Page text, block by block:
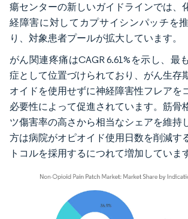
瘍センターの新しいガイドラインでは、
経障害に対してカプサイシンパッチを
り、対象患者プールが拡大しています。
がん関連疼痛はCAGR 6.61%を示し、最
症として位置づけられており、がん生存
オイドを使用せずに神経障害性フレアを
必要性によって促進されています。筋骨
ツ傷害率の高さから相当なシェアを維持
方は病院がオピオイド使用日数を削減す
トコルを採用するにつれて増加していま